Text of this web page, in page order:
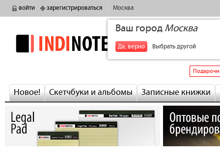
войти зарегистрироваться Москва
Ваш город Москва
Да, верно Выбрать другой
indinotes
Новое! Скетчбуки и альбомы Записные книжки